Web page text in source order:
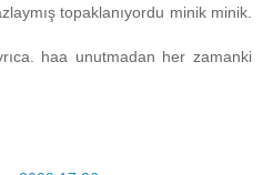
topaklanıyordu minik minik.
haa unutmadan her zamanki